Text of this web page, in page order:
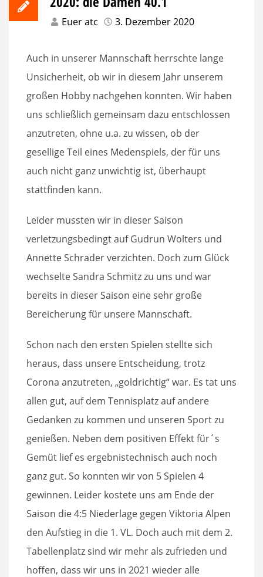
Euer atc 3. Dezember 2020
Auch in unserer Mannschaft herrschte lange
Unsicherheit, ob wir in diesem Jahr unserem
großen Hobby nachgehen konnten. Wir haben
uns schließlich gemeinsam dazu entschlossen
anzutreten, ohne u.a. zu wissen, ob der
gesellige Teil eines Medenspiels, der für uns
auch nicht ganz unwichtig ist, überhaupt
stattfinden kann.
Leider mussten wir in dieser Saison
verletzungsbedingt auf Gudrun Wolters und
Annette Schrader verzichten. Doch zum Glück
wechselte Sandra Schmitz zu uns und war
bereits in dieser Saison eine sehr große
Bereicherung für unsere Mannschaft.
Schon nach den ersten Spielen stellte sich
heraus, dass unsere Entscheidung, trotz
Corona anzutreten, „goldrichtig“ war. Es tat uns
allen gut, auf dem Tennisplatz auf andere
Gedanken zu kommen und unseren Sport zu
genießen. Neben dem positiven Effekt für´s
Gemüt lief es ergebnistechnisch auch noch
ganz gut. So konnten wir von 5 Spielen 4
gewinnen. Leider kostete uns am Ende der
Saison die 4:5 Niederlage gegen Viktoria Alpen
den Aufstieg in die 1. VL. Doch auch mit dem 2.
Tabellenplatz sind wir mehr als zufrieden und
hoffen, dass wir uns in 2021 wieder alle